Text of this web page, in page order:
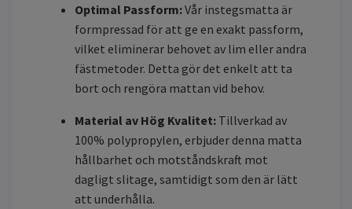
Optimal Passform:Vår instegsmatta är
formpressad för att ge en exakt passform,
vilket eliminerar behovet av lim eller andra
fästmetoder. Detta gör det enkelt att ta
bort och rengöra mattan vid behov.
Material av Hög Kvalitet: Tillverkad av
100% polypropylen, erbjuder denna matta
hållbarhet och motståndskraft mot
dagligt slitage, samtidigt som den är lätt
att underhålla.